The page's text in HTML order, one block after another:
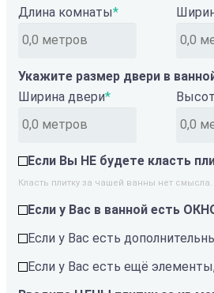
Длина комнаты*
Укажите размер двери в
Ширина двери*
Если Вы НЕ будете класть
Класть плитку за чашей ванны нет
Если у Вас в ванной есть
Если у Вас есть
Если у Вас есть ещё